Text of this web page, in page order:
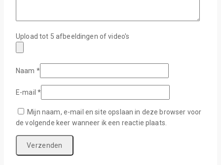
Upload tot 5 afbeeldingen of video's
Naam *
E-mail*
Mijn naam, e-mail en site opslaan in deze browser voor
de volgende keer wanneer ik een reactie plaats.